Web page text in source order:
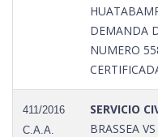
DEMANDA
NUMERO
411/2016
C.A.A.
SERVICIO
BRASSEA